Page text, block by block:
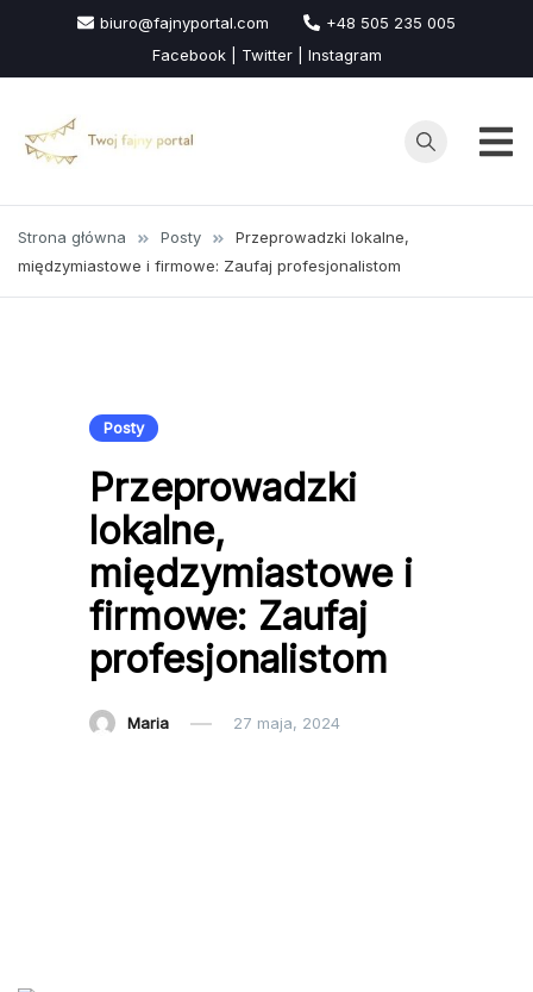
treści
biuro@fajnyportal.com
+48 505 235 005
Facebook | Twitter | Instagram
Strona główna Posty
Przeprowadzki lokalne,
międzymiastowe i firmowe: Zaufaj profesjonalistom
Posty
Przeprowadzki
lokalne,
międzymiastowe i
firmowe: Zaufaj
profesjonalistom
Maria 27 maja, 2024